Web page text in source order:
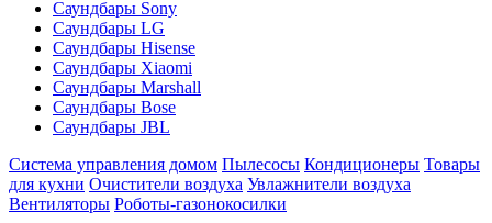
Саундбары Sony
Саундбары LG
Саундбары Hisense
Саундбары Xiaomi
Саундбары Marshall
Саундбары Bose
Саундбары JBL
Система управления домом Пылесосы Кондиционеры Товары
для кухни Очистители воздуха Увлажнители воздуха
Вентиляторы Роботы-газонокосилки